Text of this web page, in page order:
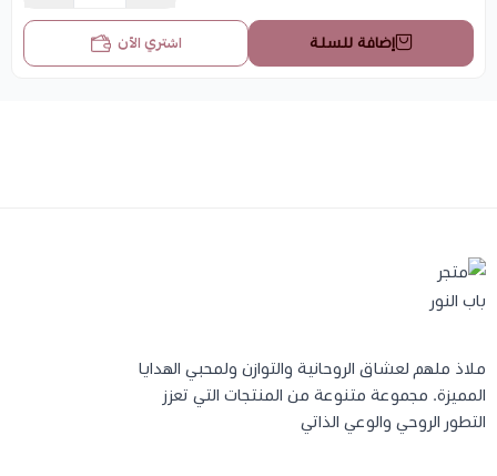
إضافة للسلة اشتري الآن
ملاذ ملهم لعشاق الروحانية والتوازن ولمحبي الهدايا
المميزة. مجموعة متنوعة من المنتجات التي تعزز
التطور الروحي والوعي الذاتي